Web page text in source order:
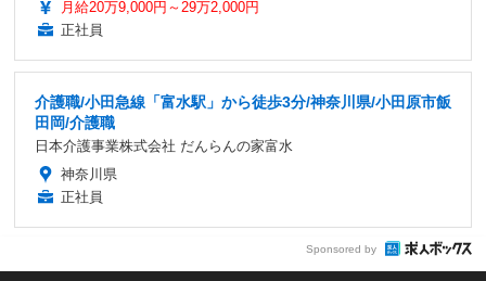
月給20万9,000円～29万2,000円
正社員
介護職/小田急線「富水駅」から徒歩3分/神奈川県/小田原市飯
田岡/介護職
日本介護事業株式会社 だんらんの家富水
神奈川県
正社員
Sponsored by